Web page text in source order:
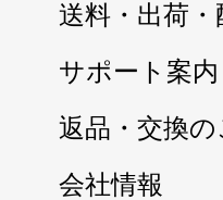
送料・出荷
サポート案内
返品・交換の
会社情報